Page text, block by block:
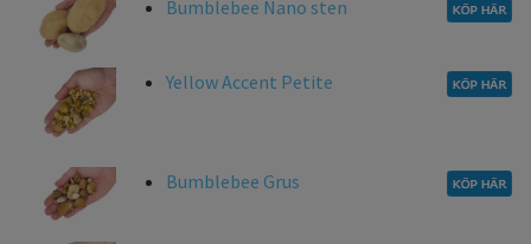
Bumblebee Nano sten
Yellow Accent Petite
Bumblebee Grus